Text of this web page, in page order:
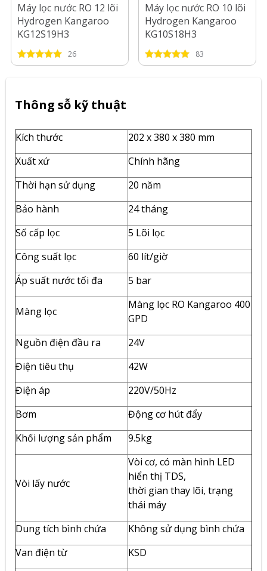
Máy lọc nước RO 12 lõi
Hydrogen Kangaroo
KG12S19H3
26
Máy lọc nước RO 10 lõi
Hydrogen Kangaroo
KG10S18H3
83
Thông sỗ kỹ thuật
Kích thước
202 x 380 x 380 mm
Xuất xứ
Chính hãng
Thời hạn sử dụng
20 năm
Bảo hành
24 tháng
Số cấp lọc
5 Lõi lọc
Công suất lọc
60 lít/giờ
Áp suất nước tối đa
5 bar
Màng lọc
Màng lọc RO Kangaroo 400
GPD
Nguồn điện đầu ra
24V
Điện tiêu thụ
42W
Điện áp
220V/50Hz
Bơm
Động cơ hút đẩy
Khối lượng sản phẩm
9.5kg
Vòi lấy nước
Vòi cơ, có màn hình LED
hiển thị TDS,
thời gian thay lõi, trạng
thái máy
Dung tích bình chứa
Không sử dụng bình chứa
Van điện từ
KSD